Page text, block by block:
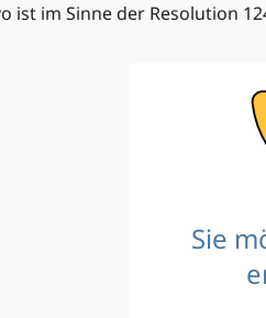
ist im Sinne der Resolution
Sie